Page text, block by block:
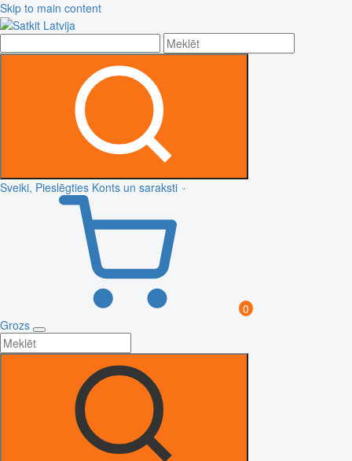
Skip to main content
Sveiki, Pieslēgties Konts un saraksti
0
Grozs